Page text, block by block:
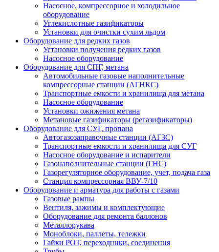
Насосное, компрессорное и холодильное
оборудование
Углекислотные газификаторы
Установки для очистки сухим льдом
Оборудование для редких газов
Установки получения редких газов
Насосное оборудование
Оборудование для СПГ, метана
Автомобильные газовые наполнительные
компрессорные станции (АГНКС)
Транспортные емкости и хранилища для метана
Насосное оборудование
Установки ожижения метана
Метановые газификаторы (регазификаторы)
Оборудование для СУГ, пропана
Автогазозаправочные станции (АГЗС)
Транспортные емкости и хранилища для СУГ
Насосное оборудование и испарители
Газонаполнительные станции (ГНС)
Газорегуляторное оборудование, учет, подача газа
Станция компрессорная ВВУ-7/10
Оборудование и арматура для работы с газами
Газовые рампы
Вентиля, зажимы и комплектующие
Оборудование для ремонта баллонов
Металлорукава
Моноблоки, паллеты, тележки
Гайки РОТ, переходники, соединения